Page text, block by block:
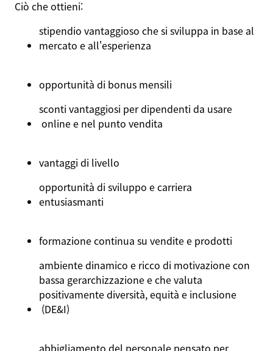
Ciò cheottieni:
stipendio vantaggioso chesi sviluppa in base al
mercato e all'esperienza
opportunità di bonus mensili
sconti vantaggiosi perdipendenti da usare
online e nel punto vendita
vantaggi di livello
opportunità di sviluppo ecarriera
entusiasmanti
formazionecontinua su venditee prodotti
ambientedinamico e ricco di motivazionecon
bassa gerarchizzazioneechevaluta
positivamentediversità,equità e inclusione
(DE&I)
abbigliamento del personale pensato per